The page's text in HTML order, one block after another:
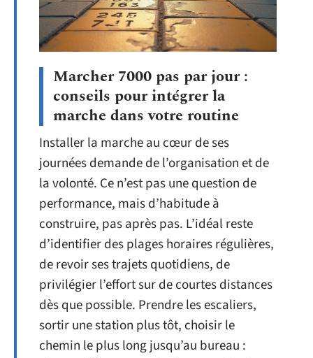
Marcher 7000 pas par jour :
conseils pour intégrer la
marche dans votre routine
Installer la marche au cœur de ses
journées demande de l’organisation et de
la volonté. Ce n’est pas une question de
performance, mais d’habitude à
construire, pas après pas. L’idéal reste
d’identifier des plages horaires régulières,
de revoir ses trajets quotidiens, de
privilégier l’effort sur de courtes distances
dès que possible. Prendre les escaliers,
sortir une station plus tôt, choisir le
chemin le plus long jusqu’au bureau :